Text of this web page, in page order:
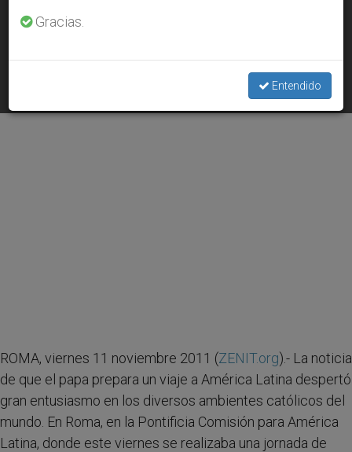
NOV 11, 2011 00:00
ROMA, viernes 11 noviembre 2011 (ZENIT.org).- La noticia
de que el papa prepara un viaje a América Latina despertó
gran entusiasmo en los diversos ambientes católicos del
mundo. En Roma, en la Pontificia Comisión para América
Latina, donde este viernes se realizaba una jornada de
Gracias.
Entendido